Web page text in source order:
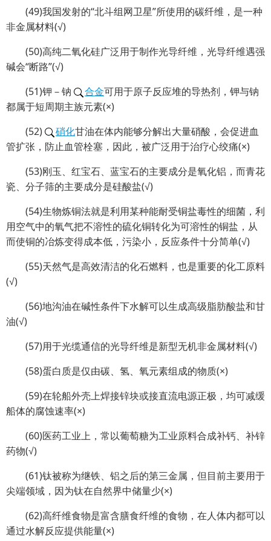
(49)我国发射的“北斗组网卫星”所使用的碳纤维，是一种
非金属材料(√)
(50)高纯二氧化硅广泛用于制作光导纤维，光导纤维遇强
碱会“断路”(√)
(51)钾－钠
合金可用于原子反应堆的导热剂，钾与钠
都属于短周期主族元素(×)
(52)
硝化甘油在体内能够分解出大量硝酸，会促进血
管扩张，防止血管栓塞，因此，被广泛用于治疗心绞痛(×)
(53)刚玉、红宝石、蓝宝石的主要成分是氧化铝，而青花
瓷、分子筛的主要成分是硅酸盐(√)
(54)生物炼铜法就是利用某种能耐受铜盐毒性的细菌，利
用空气中的氧气把不溶性的硫化铜转化为可溶性的铜盐，从
而使铜的冶炼变得成本低，污染小，反应条件十分简单(√)
(55)天然气是高效清洁的化石燃料，也是重要的化工原料
(√)
(56)地沟油在碱性条件下水解可以生成高级脂肪酸盐和甘
油(√)
(57)用于光缆通信的光导纤维是新型无机非金属材料(√)
(58)蛋白质是仅由碳、氢、氧元素组成的物质(×)
(59)在轮船外壳上焊接锌块或接直流电源正极，均可减缓
船体的腐蚀速率(×)
(60)医药工业上，常以葡萄糖为工业原料合成补钙、补锌
药物(√)
(61)钛被称为继铁、铝之后的第三金属，但目前主要用于
尖端领域，因为钛在自然界中储量少(×)
(62)高纤维食物是富含膳食纤维的食物，在人体内都可以
通过水解反应提供能量(×)